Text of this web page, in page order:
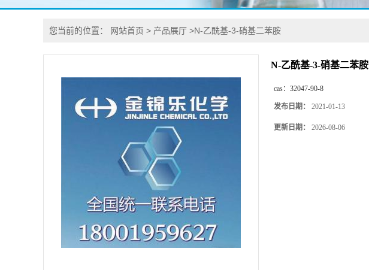
您当前的位置： 网站首页 > 产品展厅 >N-乙酰基-3-硝基二苯胺
N-乙酰基-3-硝基二苯胺
cas： 32047-90-8
发布日期： 2021-01-13
更新日期： 2026-08-06